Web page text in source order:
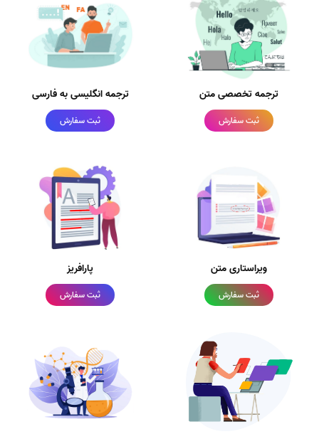
ترجمه تخصصی متن
ثبت سفارش
ترجمه انگلیسی به فارسی
ثبت سفارش
ویراستاری متن
ثبت سفارش
پارافریز
ثبت سفارش